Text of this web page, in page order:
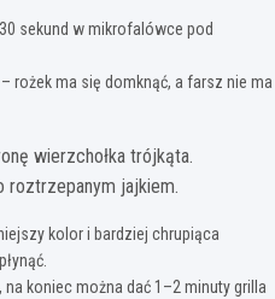
sekund w mikrofalówce pod
rożek ma się domknąć, a farsz nie ma
wierzchołka trójkąta.
roztrzepanym jajkiem.
kolor i bardziej chrupiąca
na koniec można dać 1–2 minuty grilla